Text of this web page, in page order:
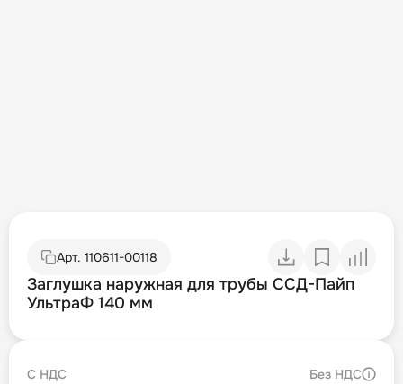
Арт. 110611-00118
Заглушка наружная для трубы ССД-Пайп
УльтраФ 140 мм
С НДС Без НДС